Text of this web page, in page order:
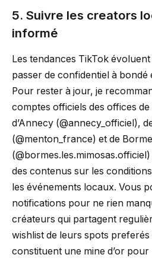
5. Suivre les creators
informé
Les tendances TikTok
passer de confidentiel à bondé
Pour rester à jour, je
comptes officiels des offices
d’Annecy (@annecy_officiel),
(@menton_france) et de
des contenus sur les
les événements locaux. Vous
notifications pour ne rien
créateurs qui partagent
wishlist de leurs spots
constituent une mine d’or